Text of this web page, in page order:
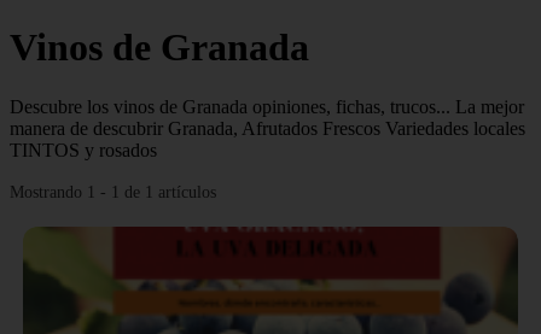
Vinos de Granada
Descubre los vinos de Granada opiniones, fichas, trucos... La mejor
manera de descubrir Granada, Afrutados Frescos Variedades locales
TINTOS y rosados
Mostrando 1 - 1 de 1 artículos